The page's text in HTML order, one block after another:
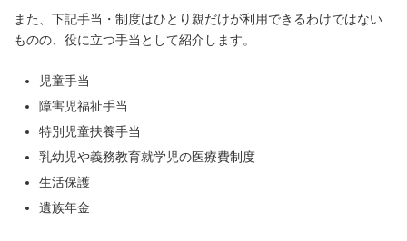
また、下記手当・制度はひとり親だけが利用できるわけではない
ものの、役に立つ手当として紹介します。
児童手当
障害児福祉手当
特別児童扶養手当
乳幼児や義務教育就学児の医療費制度
生活保護
遺族年金